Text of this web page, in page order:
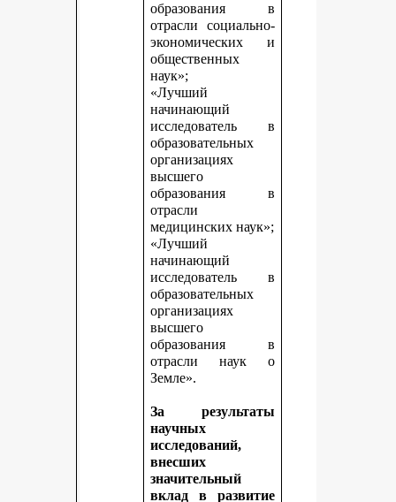
образования в
отрасли социально-
экономических и
общественных
наук»;
«Лучший
начинающий
исследователь в
образовательных
организациях
высшего
образования в
отрасли
медицинских наук»;
«Лучший
начинающий
исследователь в
образовательных
организациях
высшего
образования в
отрасли наук о
Земле».
За результаты
научных
исследований,
внесших
значительный
вклад в развитие